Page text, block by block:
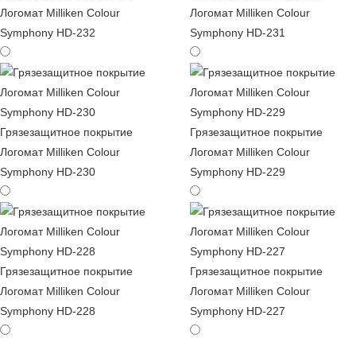
Логомат Milliken Colour
Symphony HD-232
Логомат Milliken Colour
Symphony HD-231
Грязезащитное покрытие
Логомат Milliken Colour
Symphony HD-230
Грязезащитное покрытие
Логомат Milliken Colour
Symphony HD-229
Грязезащитное покрытие
Логомат Milliken Colour
Symphony HD-228
Грязезащитное покрытие
Логомат Milliken Colour
Symphony HD-227